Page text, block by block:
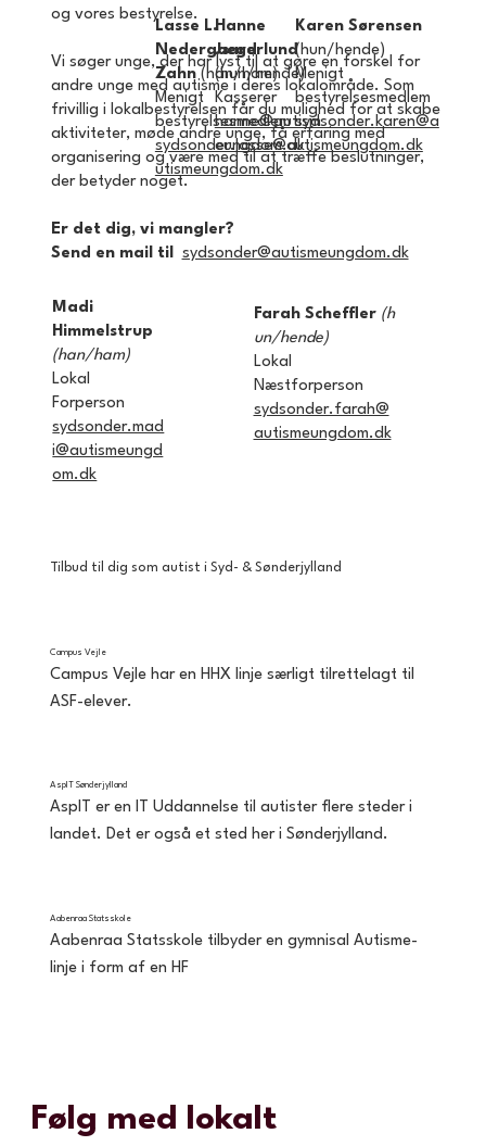
og vores bestyrelse.
Vi søger unge, der har lyst til at gøre en forskel for
andre unge med autisme i deres lokalområde. Som
frivillig i lokalbestyrelsen får du mulighed for at skabe
aktiviteter, møde andre unge, få erfaring med
organisering og være med til at træffe beslutninger,
der betyder noget.
Er det dig, vi mangler?
Send en mail til sydsonder@autismeungdom.dk
Lasse L.
Nedergaard
Zahn(han/ham)
Menigt
bestyrelsesmedlem
sydsonder.lasse@a
utismeungdom.dk
Madi
Himmelstrup
(han/ham)
Lokal
Forperson
sydsonder.mad
i@autismeungd
om.dk
Hanne
Jægerlund​
(hun/hende)
Kasserer
hanne@autism
eungdom.dk
Farah Scheffler (h
un/hende)
Lokal
Næstforperson
sydsonder.farah@
autismeungdom.dk
Karen Sørensen​
(hun/hende)
Menigt
bestyrelsesmedlem
sydsonder. karen@a
utismeungdom.dk
Følg med lokalt
Tilbud til dig som autist i Syd- & Sønderjylland
Campus Vejle
Campus Vejle har en HHX linje særligt tilrettelagt til
ASF-elever.
AspIT Sønderjylland
AspIT er en IT Uddannelse til autister flere steder i
landet. Det er også et sted her i Sønderjylland.
Aabenraa Statsskole
Aabenraa Statsskole tilbyder en gymnisal Autisme-
linje i form af en HF